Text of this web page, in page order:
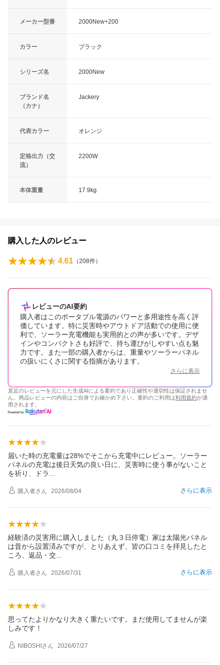
メーカー型番 2000New+200
カラー ブラック
シリーズ名 2000New
ブランド名
（カナ）
Jackery
代表カラー オレンジ
定格出力（交
流）
2200W
本体重量 17.9kg
購入した人のレビュー
4.61 （208件）
レビューのAI要約
購入者はこのポータブル電源のパワーと多用途性を高く評
価しています。特に災害時やアウトドア活動での使用に便
利で、ソーラー充電機能も実用的との声が多いです。デザ
インやコンパクトさも好評で、持ち運びがしやすい点も魅
力です。また一部の購入者からは、重量やソーラーパネル
の扱いにくさに関する指摘があります。
さらに表示
直近のレビューを元にした生成AIによる要約であり正確性や適切性は保証されませ
ん。商品レビューの内容はご自身でお確かめ下さい。要約のご利用は利用規約が適
用されます。
届いた時の充電量は28%でそこから充電中にレビュー。ソーラー
パネルの充電は後日天気の良い日に、災害時に使う事がないこと
を祈り、ドラ
さらに表示
購入者さん 2026/08/04
経験済の災害用に購入しました（丸３日停電）家は太陽光パネル
は昔から設置済みですが、とりあえず、皆の口コミを拝見したと
ころ、返品・ 交
さらに表示
購入者さん 2026/07/31
思ってたよりかなり大きく重たいです。まだ使用してませんが楽
しみです！
NIBOSHI さん 2026/07/27